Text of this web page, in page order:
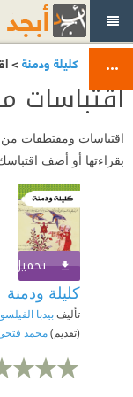
كليلة ودمنة>
اقتباسات
اقتباسات ومقتطفات من
بقراءتها أو أضف
تحميل
كليلة ودمنة
تأليفبيدبا
(تقديم)محمد فتحي